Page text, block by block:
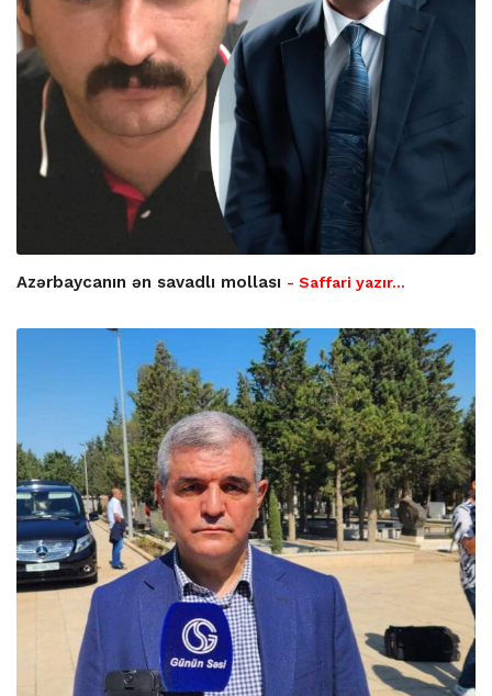
Azərbaycanın ən savadlı mollası - Saffari yazır…